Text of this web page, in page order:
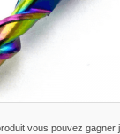
vous pouvez gagner